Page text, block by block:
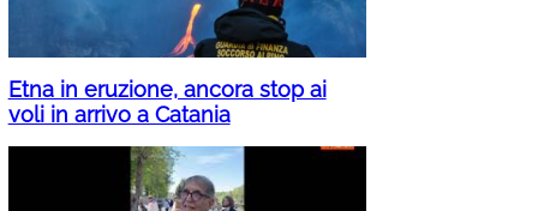
Etna in eruzione, ancora stop ai
voli in arrivo a Catania